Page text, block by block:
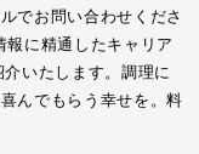
でお問い合わせくださ
に精通したキャリア
いたします。調理に
んでもらう幸せを。料